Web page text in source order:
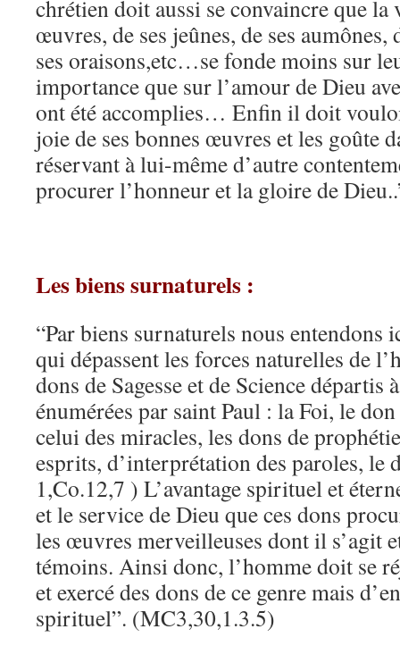
chrétien doit aussi se convaincre que la
œuvres, de ses jeûnes, de ses aumônes,
ses oraisons,etc…se fonde moins sur
importance que sur l’amour de Dieu
ont été accomplies… Enfin il doit
joie de ses bonnes œuvres et les goûte
réservant à lui-même d’autre
procurer l’honneur et la gloire de
Les biens surnaturels :
“Par biens surnaturels nous entendons
qui dépassent les forces naturelles de
dons de Sagesse et de Science départis
énumérées par saint Paul : la Foi, le
celui des miracles, les dons de
esprits, d’interprétation des paroles, le
1,Co.12,7 ) L’avantage spirituel et
et le service de Dieu que ces dons
les œuvres merveilleuses dont il s’agit
témoins. Ainsi donc, l’homme doit se
et exercé des dons de ce genre mais
spirituel”. (MC3,30,1.3.5)